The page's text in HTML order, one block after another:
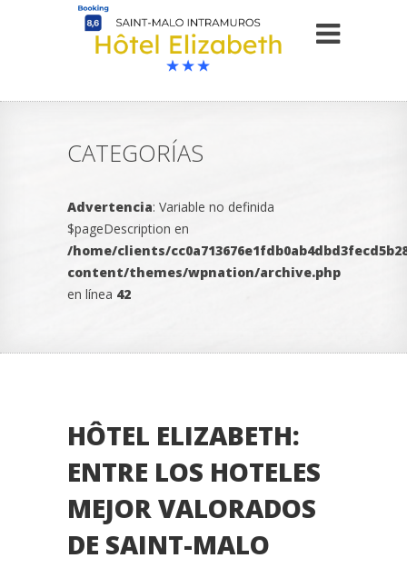
CATEGORÍAS
Advertencia: Variable no definida
$pageDescription en
/home/clients/
content/themes/wpnation/archive.php
en línea 42
HÔTEL ELIZABETH:
ENTRE LOS HOTELES
MEJOR VALORADOS
DE SAINT-MALO